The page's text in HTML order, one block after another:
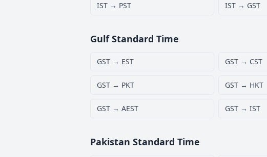
IST → PST IST → GST
Gulf Standard Time
GST → EST GST → CST
GST → PKT GST → HKT
GST → AEST GST → IST
Pakistan Standard Time